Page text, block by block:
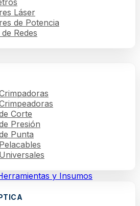
Láser
de Potencia
Redes
Corte
Presión
Punta
y Insumos